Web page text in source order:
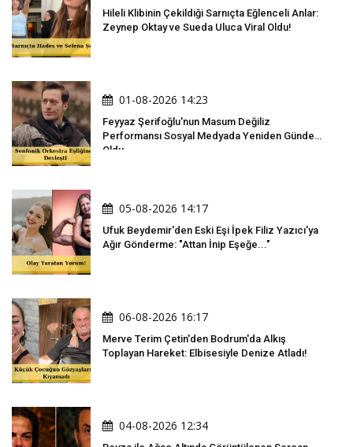
Hileli Klibinin Çekildiği Sarnıçta Eğlenceli Anlar:
Zeynep Oktay ve Sueda Uluca Viral Oldu!
01-08-2026 14:23
Feyyaz Şerifoğlu'nun Masum Değiliz
Performansı Sosyal Medyada Yeniden Gündem
Oldu
05-08-2026 14:17
Ufuk Beydemir'den Eski Eşi İpek Filiz Yazıcı'ya
Ağır Gönderme: "Attan İnip Eşeğe..."
06-08-2026 16:17
Merve Terim Çetin'den Bodrum'da Alkış
Toplayan Hareket: Elbisesiyle Denize Atladı!
04-08-2026 12:34